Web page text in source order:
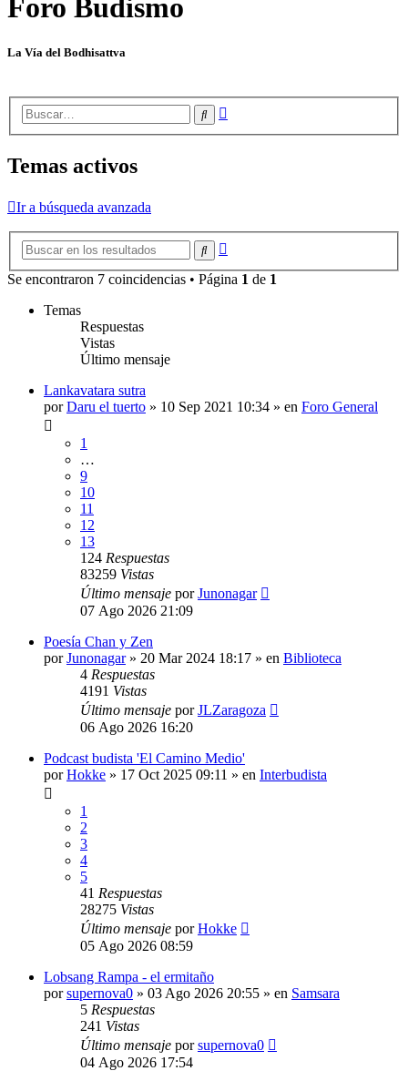
Foro Budismo
La Vía del Bodhisattva
Buscar
Temas activos
Ir a búsqueda avanzada
Buscar
Se encontraron 7 coincidencias • Página 1 de 1
Temas
Respuestas
Vistas
Último mensaje
Lankavatara sutra
porDaru el tuerto » 10 Sep 2021 10:34 » en Foro General
1
…
9
10
11
12
13
124 Respuestas
83259 Vistas
Último mensaje porJunonagar
07 Ago 2026 21:09
Poesía Chan y Zen
porJunonagar» 20 Mar 2024 18:17 » en Biblioteca
4 Respuestas
4191 Vistas
Último mensaje porJLZaragoza
06 Ago 2026 16:20
Podcast budista 'El Camino Medio'
porHokke » 17 Oct 2025 09:11 » en Interbudista
1
2
3
4
5
41 Respuestas
28275 Vistas
Último mensaje porHokke
05 Ago 2026 08:59
Lobsang Rampa - el ermitaño
porsupernova0 » 03 Ago 2026 20:55 » en Samsara
5 Respuestas
241 Vistas
Último mensaje porsupernova0
04 Ago 2026 17:54